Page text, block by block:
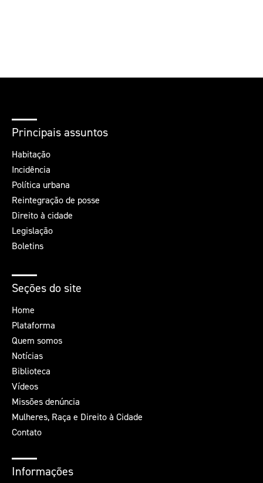
Principais assuntos
Habitação
Incidência
Política urbana
Reintegração de posse
Direito à cidade
Legislação
Boletins
Seções do site
Home
Plataforma
Quem somos
Notícias
Biblioteca
Vídeos
Missões denúncia
Mulheres, Raça e Direito à Cidade
Contato
Informações